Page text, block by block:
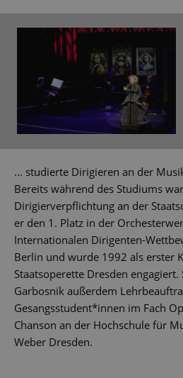
... studierte Dirigieren an der
Bereits während des Studiums
Dirigierverpflichtung an der
er den 1. Platz in der
Internationalen Dirigenten-
Berlin und wurde 1992 als erster
Staatsoperette Dresden
Garbosnik außerdem
Gesangsstudent*innen im Fach
Chanson an der Hochschule für
Weber Dresden.